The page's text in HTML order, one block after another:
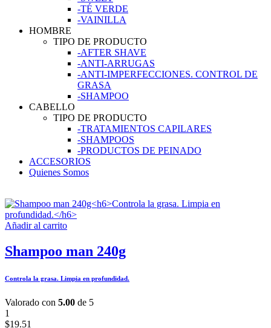
-TÉ VERDE
-VAINILLA
HOMBRE
TIPO DE PRODUCTO
-AFTER SHAVE
-ANTI-ARRUGAS
-ANTI-IMPERFECCIONES. CONTROL DE
GRASA
-SHAMPOO
CABELLO
TIPO DE PRODUCTO
-TRATAMIENTOS CAPILARES
-SHAMPOOS
-PRODUCTOS DE PEINADO
ACCESORIOS
Quienes Somos
Añadir al carrito
Shampoo man 240g
Controla la grasa. Limpia en profundidad.
Valorado con 5.00 de 5
1
$19.51